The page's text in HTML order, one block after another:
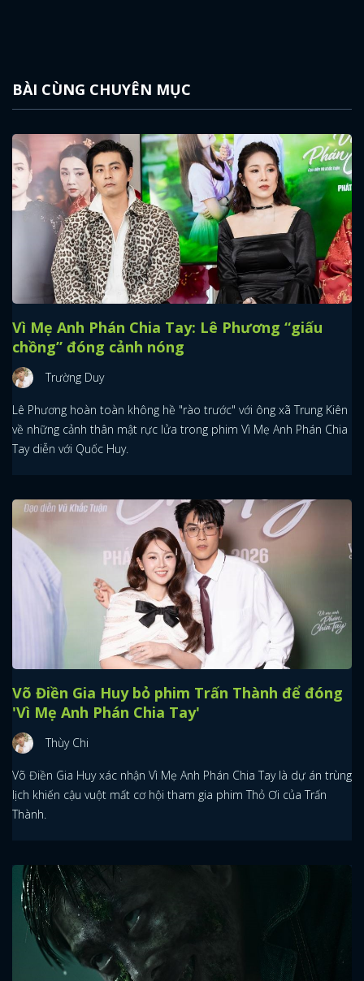
BÀI CÙNG CHUYÊN MỤC
Vì Mẹ Anh Phán Chia Tay: Lê Phương “giấu
chồng” đóng cảnh nóng
Trường Duy
Lê Phương hoàn toàn không hề "rào trước" với ông xã Trung Kiên
về những cảnh thân mật rực lửa trong phim Vì Mẹ Anh Phán Chia
Tay diễn với Quốc Huy.
Võ Điền Gia Huy bỏ phim Trấn Thành để đóng
'Vì Mẹ Anh Phán Chia Tay'
Thùy Chi
Võ Điền Gia Huy xác nhận Vì Mẹ Anh Phán Chia Tay là dự án trùng
lịch khiến cậu vuột mất cơ hội tham gia phim Thỏ Ơi của Trấn
Thành.